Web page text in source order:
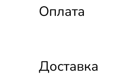
Оплата
Доставка